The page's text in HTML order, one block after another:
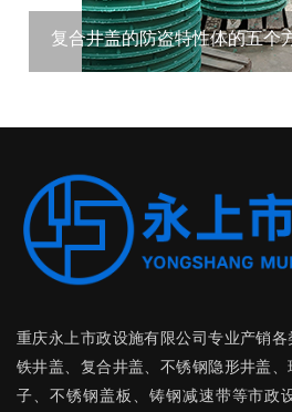
复合井盖的防盗特性体的五个
重庆永上市政设施有限公司专业产销
铁井盖、复合井盖、不锈钢隐形井盖
子、不锈钢盖板、铸钢减速带等市政